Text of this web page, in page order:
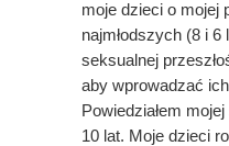
moje dzieci o mojej
najmłodszych (8 i
seksualnej
aby wprowadzać
Powiedziałem
10 lat. Moje dzieci